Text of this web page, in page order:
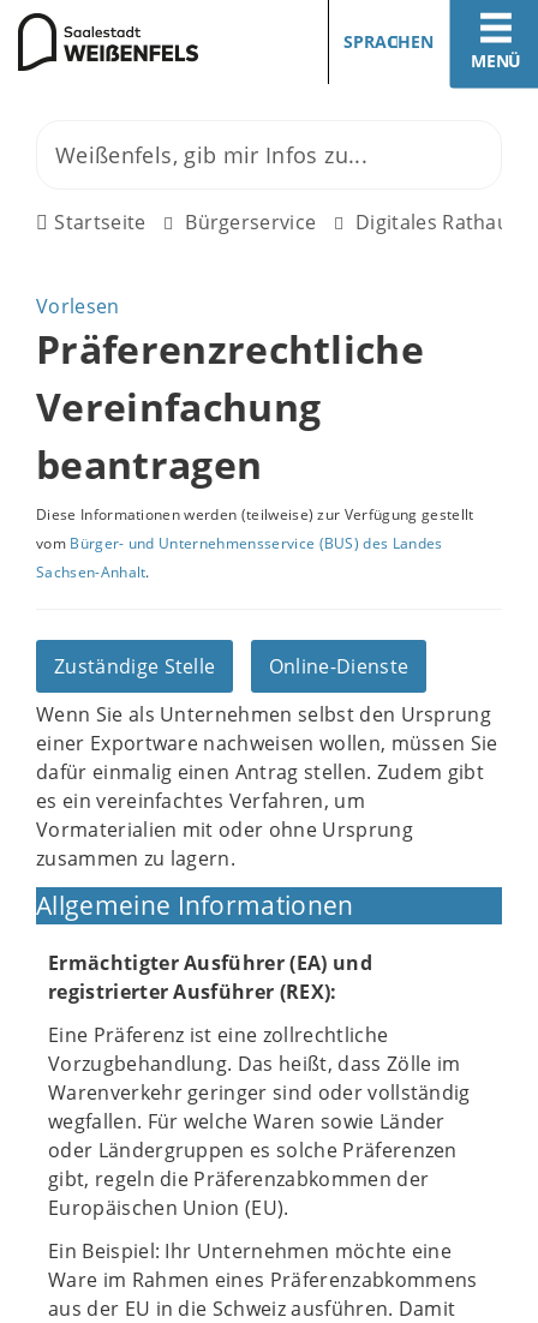
MENÜ
SPRACHEN
Startseite Bürgerservice Digitales Rathaus
Vorlesen
Präferenzrechtliche
Vereinfachung
beantragen
Diese Informationen werden (teilweise) zur Verfügung gestellt
vom Bürger- und Unternehmensservice (BUS) des Landes
Sachsen-Anhalt.
Zuständige Stelle
Online-Dienste
Wenn Sie als Unternehmen selbst den Ursprung
einer Exportware nachweisen wollen, müssen Sie
dafür einmalig einen Antrag stellen. Zudem gibt
es ein vereinfachtes Verfahren, um
Vormaterialien mit oder ohne Ursprung
zusammen zu lagern.
Allgemeine Informationen
Ermächtigter Ausführer (EA) und
registrierter Ausführer (REX):
Eine Präferenz ist eine zollrechtliche
Vorzugbehandlung. Das heißt, dass Zölle im
Warenverkehr geringer sind oder vollständig
wegfallen. Für welche Waren sowie Länder
oder Ländergruppen es solche Präferenzen
gibt, regeln die Präferenzabkommen der
Europäischen Union (EU).
Ein Beispiel: Ihr Unternehmen möchte eine
Ware im Rahmen eines Präferenzabkommens
aus der EU in die Schweiz ausführen. Damit